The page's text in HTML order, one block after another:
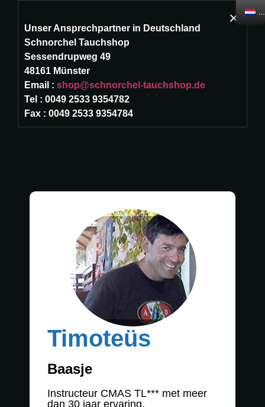
×
Unser Ansprechpartner in Deutschland
Schnorchel Tauchshop
Sessendrupweg 49
48161 Münster
Email : shop@schnorchel-tauchshop.de
Tel : 0049 2533 9354782
Fax : 0049 2533 9354784
Home
Duikbasis
Mannschaft
Videos
Accommodatie
Mannschaft
Timoteüs
Baasje
Instructeur CMAS TL*** met meer
dan 30 jaar ervaring.